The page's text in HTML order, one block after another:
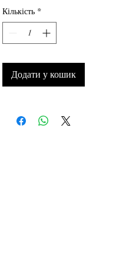
Кількість *
Додати у кошик